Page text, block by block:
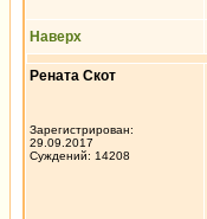
Наверх
Рената Скот
Зарегистрирован:
29.09.2017
Суждений: 14208